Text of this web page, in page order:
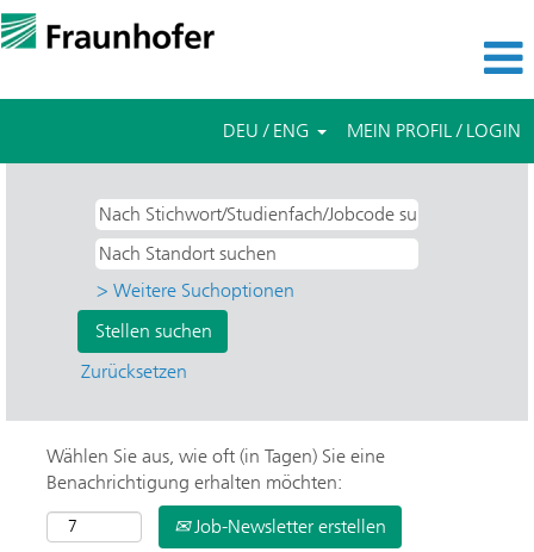
DEU / ENG MEIN PROFIL / LOGIN
> Weitere Suchoptionen
Zurücksetzen
Wählen Sie aus, wie oft (in Tagen) Sie eine
Benachrichtigung erhalten möchten:
Job-Newsletter erstellen